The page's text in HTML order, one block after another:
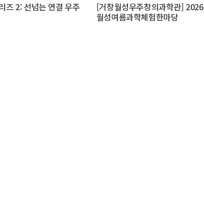
즈 2: 선넘는 연결 우주
[거창월성우주창의과학관] 2026
월성여름과학체험한마당